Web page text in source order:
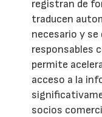
registran de
traducen
necesario y
responsables
permite
acceso a la
socios